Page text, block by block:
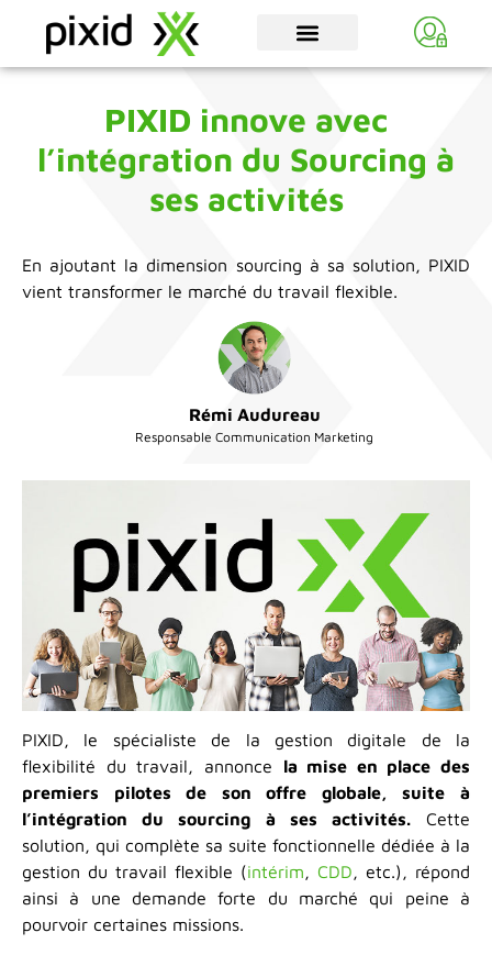
PIXID innove avec
l’intégration du Sourcing à
ses activités
En ajoutant la dimension sourcing à sa solution, PIXID
vient transformer le marché du travail flexible.
Rémi Audureau
Responsable Communication Marketing
PIXID, le spécialiste de la gestion digitale de la
flexibilité du travail, annonce la mise en place des
premiers pilotes de son offre globale, suite à
l’intégration du sourcing à ses activités.Cette
solution, qui complète sa suite fonctionnelle dédiée à la
gestion du travail flexible (intérim, CDD, etc.), répond
ainsi à une demande forte du marché qui peine à
pourvoir certaines missions.